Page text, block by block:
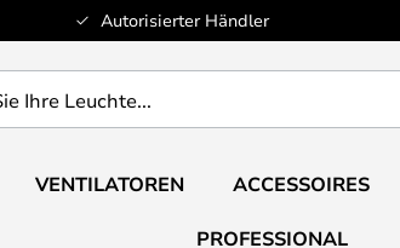
Autorisierter Händler
VENTILATOREN ACCESSOIRES
PROFESSIONAL